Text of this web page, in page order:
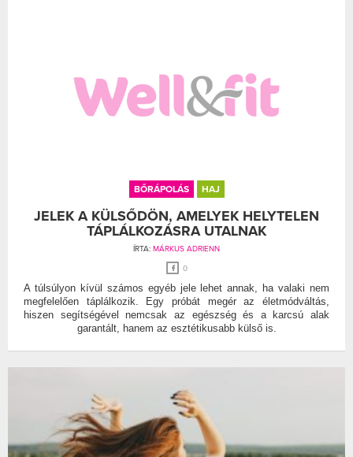
BŐRÁPOLÁS HAJ
JELEK A KÜLSŐDÖN, AMELYEK HELYTELEN
TÁPLÁLKOZÁSRA UTALNAK
ÍRTA: MÁRKUS ADRIENN
0
A túlsúlyon kívül számos egyéb jele lehet annak, ha valaki nem
megfelelően táplálkozik. Egy próbát megér az életmódváltás,
hiszen segítségével nemcsak az egészség és a karcsú alak
garantált, hanem az esztétikusabb külső is.